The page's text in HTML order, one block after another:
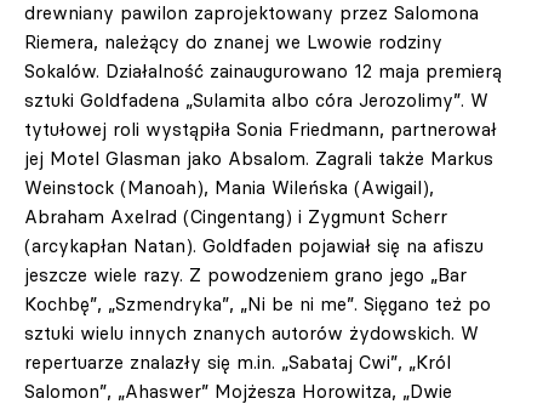
drewniany pawilon zaprojektowany przez Salomona
Riemera, należący do znanej we Lwowie rodziny
Sokalów. Działalność zainaugurowano 12 maja premierą
sztuki Goldfadena „Sulamita albo córa Jerozolimy”. W
tytułowej roli wystąpiła Sonia Friedmann, partnerował
jej Motel Glasman jako Absalom. Zagrali także Markus
Weinstock (Manoah), Mania Wileńska (Awigail),
Abraham Axelrad (Cingentang) i Zygmunt Scherr
(arcykapłan Natan). Goldfaden pojawiał się na afiszu
jeszcze wiele razy. Z powodzeniem grano jego „Bar
Kochbę”, „Szmendryka”, „Ni be ni me”. Sięgano też po
sztuki wielu innych znanych autorów żydowskich. W
repertuarze znalazły się m.in. „Sabataj Cwi”, „Król
Salomon”, „Ahaswer” Mojżesza Horowitza, „Dwie